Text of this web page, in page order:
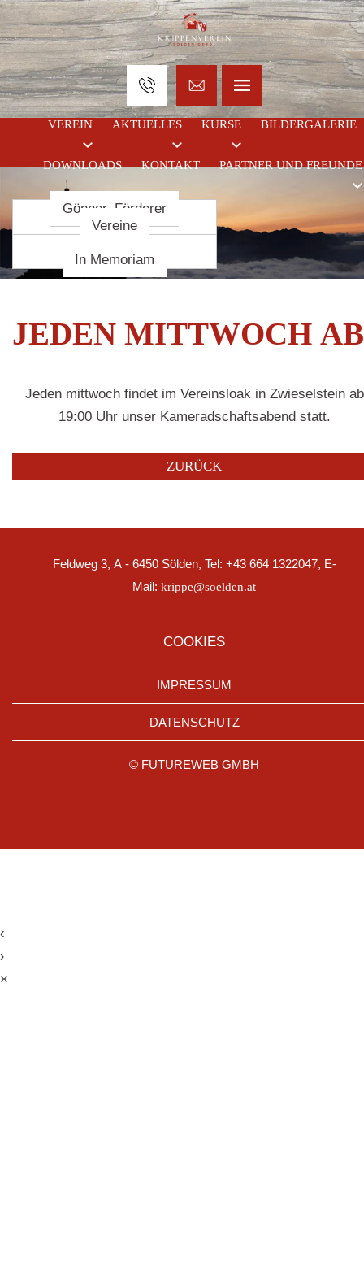
VEREIN
Chronik
Statuten
In Memoriam
AKTUELLES
Termine
KURSE
Krippenbaukurse
Krippenbaumeister
BILDERGALERIE
DOWNLOADS KONTAKT PARTNER UND FREUNDE
Gönner, Förderer
Vereine
JEDEN MITTWOCH
Jeden mittwoch findet im Vereinsloak in Zwieselstein ab
19:00 Uhr unser Kameradschaftsabend statt.
ZURÜCK
Feldweg 3, A - 6450 Sölden, Tel: +43 664 1322047, E-
Mail: krippe@soelden.at
COOKIES
IMPRESSUM
DATENSCHUTZ
© FUTUREWEB GMBH
‹
›
×